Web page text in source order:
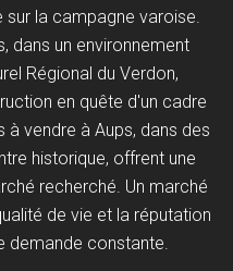
la campagne varoise.
dans un environnement
Régional du Verdon,
en quête d'un cadre
vendre à Aups, dans des
historique, offrent une
recherché. Un marché
de vie et la réputation
demande constante.